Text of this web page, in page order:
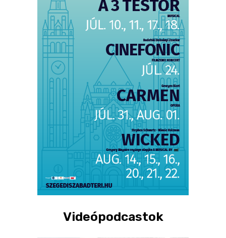
Videópodcastok